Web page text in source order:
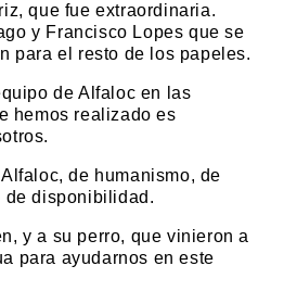
que fue extraordinaria.
y Francisco Lopes que se
para el resto de los papeles.
de Alfaloc en las
hemos realizado es
de humanismo, de
de disponibilidad.
y a su perro, que vinieron a
para ayudarnos en este